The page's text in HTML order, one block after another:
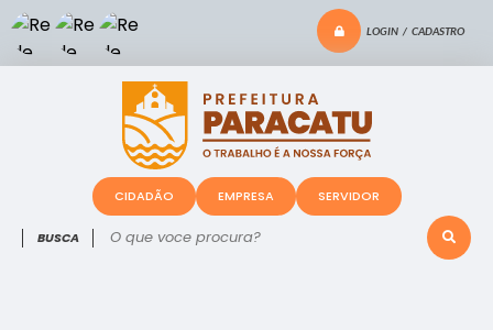
LOGIN / CADASTRO
O que voce procura?
CIDADÃO EMPRESA SERVIDOR